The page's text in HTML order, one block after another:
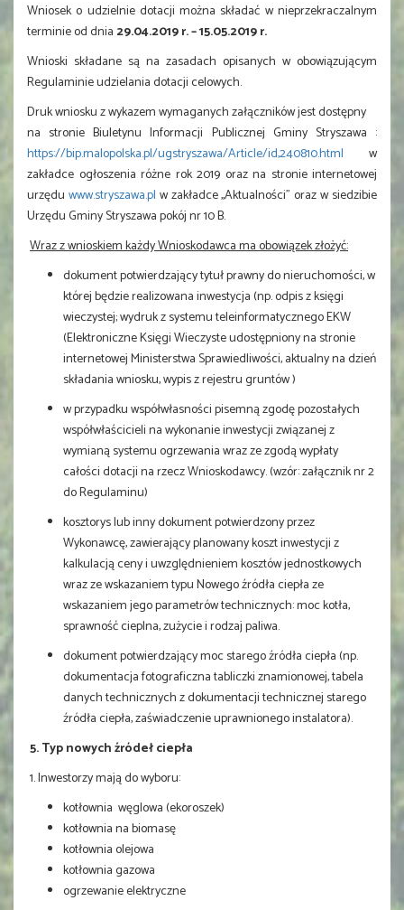
Wniosek o udzielnie dotacji można składać w nieprzekraczalnym
terminie od dnia 29.04.2019 r. – 15.05.2019 r.
Wnioski składane są na zasadach opisanych w obowiązującym
Regulaminie udzielania dotacji celowych.
Druk wniosku z wykazem wymaganych załączników jest dostępny
na stronie Biuletynu Informacji Publicznej Gminy Stryszawa :
https://bip.malopolska.pl/ugstryszawa/Article/id,240810.html w
zakładce ogłoszenia różne rok 2019 oraz na stronie internetowej
urzędu www.stryszawa.pl w zakładce ,,Aktualności” oraz w siedzibie
Urzędu Gminy Stryszawa pokój nr 10 B.
Wraz z wnioskiem każdy Wnioskodawca ma obowiązek złożyć:
dokument potwierdzający tytuł prawny do nieruchomości, w
której będzie realizowana inwestycja (np. odpis z księgi
wieczystej; wydruk z systemu teleinformatycznego EKW
(Elektroniczne Księgi Wieczyste udostępniony na stronie
internetowej Ministerstwa Sprawiedliwości, aktualny na dzień
składania wniosku, wypis z rejestru gruntów )
w przypadku współwłasności pisemną zgodę pozostałych
współwłaścicieli na wykonanie inwestycji związanej z
wymianą systemu ogrzewania wraz ze zgodą wypłaty
całości dotacji na rzecz Wnioskodawcy. (wzór: załącznik nr 2
do Regulaminu)
kosztorys lub inny dokument potwierdzony przez
Wykonawcę, zawierający planowany koszt inwestycji z
kalkulacją ceny i uwzględnieniem kosztów jednostkowych
wraz ze wskazaniem typu Nowego źródła ciepła ze
wskazaniem jego parametrów technicznych: moc kotła,
sprawność cieplna, zużycie i rodzaj paliwa.
dokument potwierdzający moc starego źródła ciepła (np.
dokumentacja fotograficzna tabliczki znamionowej, tabela
danych technicznych z dokumentacji technicznej starego
źródła ciepła, zaświadczenie uprawnionego instalatora).
5. Typ nowych źródeł ciepła
1. Inwestorzy mają do wyboru:
kotłownia węglowa (ekoroszek)
kotłownia na biomasę
kotłownia olejowa
kotłownia gazowa
ogrzewanie elektryczne